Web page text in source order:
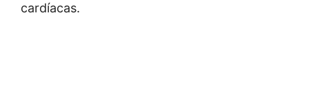
cardíacas.